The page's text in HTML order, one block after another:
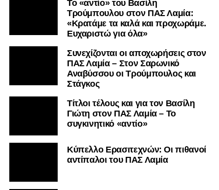
Το «αντίο» του Βασίλη
Τρούμπουλου στον ΠΑΣ Λαμία:
«Κρατάμε τα καλά και προχωράμε.
Ευχαριστώ για όλα»
Συνεχίζονται οι αποχωρήσεις στον
ΠΑΣ Λαμία – Στον Σαρωνικό
Αναβύσσου οι Τρούμπουλος και
Στάγκος
Τίτλοι τέλους και για τον Βασίλη
Γιώτη στον ΠΑΣ Λαμία – Το
συγκινητικό «αντίο»
Κύπελλο Ερασιτεχνών: Οι πιθανοί
αντίπαλοι του ΠΑΣ Λαμία